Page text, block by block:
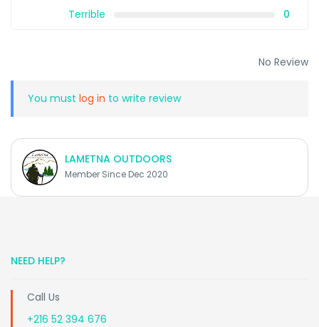
Terrible
0
No Review
You must log in to write review
LAMETNA OUTDOORS
Member Since Dec 2020
NEED HELP?
Call Us
+216 52 394 676